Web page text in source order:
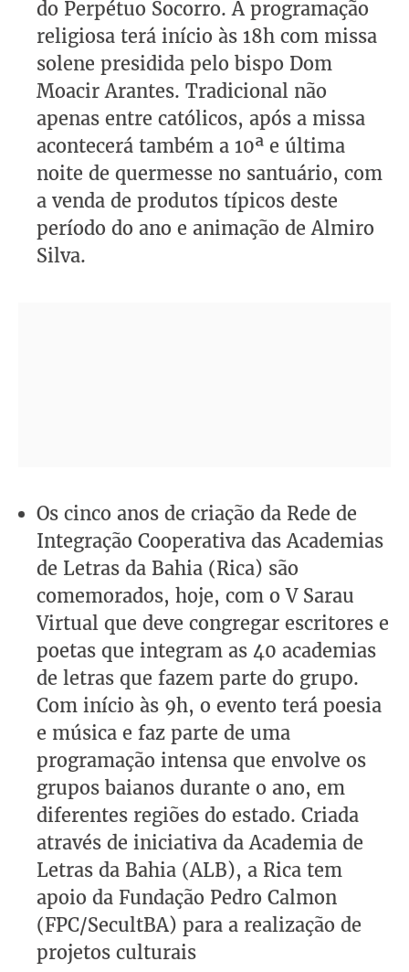
do Perpétuo Socorro. A programação
religiosa terá início às 18h com missa
solene presidida pelo bispo Dom
Moacir Arantes. Tradicional não
apenas entre católicos, após a missa
acontecerá também a 10ª e última
noite de quermesse no santuário, com
a venda de produtos típicos deste
período do ano e animação de Almiro
Silva.
Os cinco anos de criação da Rede de
Integração Cooperativa das Academias
de Letras da Bahia (Rica) são
comemorados, hoje, com o V Sarau
Virtual que deve congregar escritores e
poetas que integram as 40 academias
de letras que fazem parte do grupo.
Com início às 9h, o evento terá poesia
e música e faz parte de uma
programação intensa que envolve os
grupos baianos durante o ano, em
diferentes regiões do estado. Criada
através de iniciativa da Academia de
Letras da Bahia (ALB), a Rica tem
apoio da Fundação Pedro Calmon
(FPC/SecultBA) para a realização de
projetos culturais